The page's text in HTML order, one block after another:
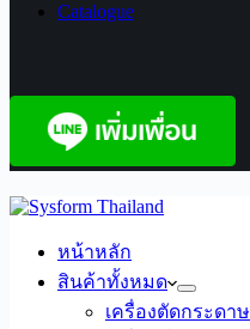
Catalogue
หน้าหลัก
สินค้าทั้งหมด
เครื่องตัดกระดาษ